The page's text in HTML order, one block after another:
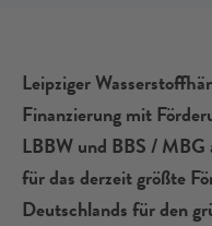
Leipziger
Finanzierung mit
LBBW und BBS / MBG
für das derzeit größte
Deutschlands für den